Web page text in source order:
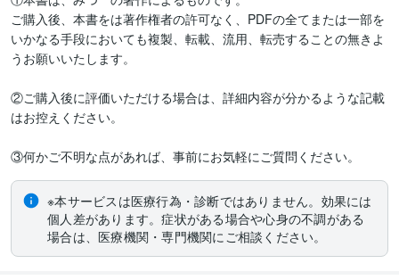
ご購入後、本書をは著作権者の許可なく、PDFの全てまたは一部を
いかなる手段においても複製、転載、流用、転売することの無きよ
うお願いいたします。
②ご購入後に評価いただける場合は、詳細内容が分かるような記載
はお控えください。
③何かご不明な点があれば、事前にお気軽にご質問ください。
※本サービスは医療行為・診断ではありません。効果には
個人差があります。症状がある場合や心身の不調がある
場合は、医療機関・専門機関にご相談ください。